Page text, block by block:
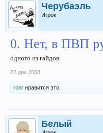
Черубаэль
Игрок
0. Нет, в ПВП
одного из гайдов.
22 дек 2008
ronr нравится это.
Белый